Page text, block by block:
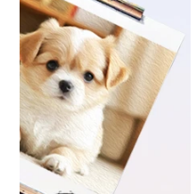
l'opportunità di immergersi
arricchisce ogni ambiente.
salotto o di una galleria, i
un'atmosfera distintiva,
ispirando creatività.